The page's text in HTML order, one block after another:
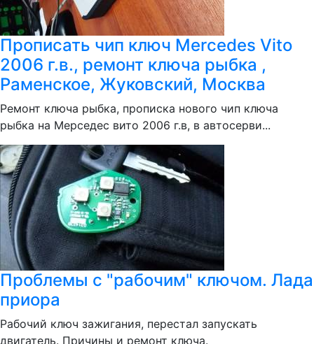
Прописать чип ключ Mercedes Vito
2006 г.в., ремонт ключа рыбка ,
Раменское, Жуковский, Москва
Ремонт ключа рыбка, прописка нового чип ключа
рыбка на Мерседес вито 2006 г.в, в автосерви...
Проблемы с "рабочим" ключом. Лада
приора
Рабочий ключ зажигания, перестал запускать
двигатель. Причины и ремонт ключа.